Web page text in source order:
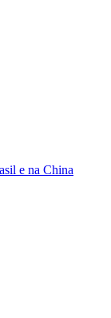
e na China